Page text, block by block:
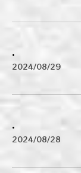
.
2024/08/29
.
2024/08/28